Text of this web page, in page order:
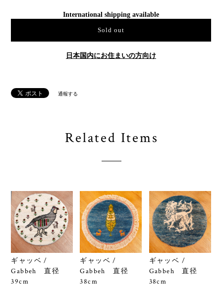
International shipping available
Sold out
日本国内にお住まいの方向け
通報する
Related Items
ギャッベ /
Gabbeh 直径
39cm
ギャッベ /
Gabbeh 直径
38cm
ギャッベ /
Gabbeh 直径
38cm